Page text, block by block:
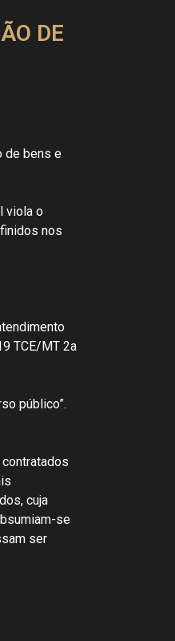
DE
de bens e
viola o
nos
TCE/MT 2a
público”.
cuja
se
ser